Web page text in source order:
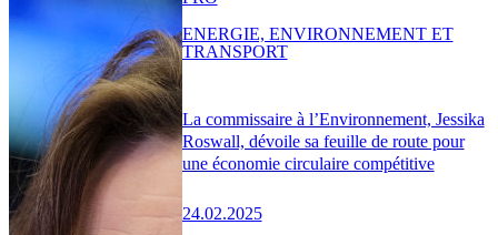
La commissaire à l’Environnement, Jessika
Roswall, dévoile sa feuille de route pour
une économie circulaire compétitive
24.02.2025
ENERGIE, ENVIRONNEMENT ET
TRANSPORT